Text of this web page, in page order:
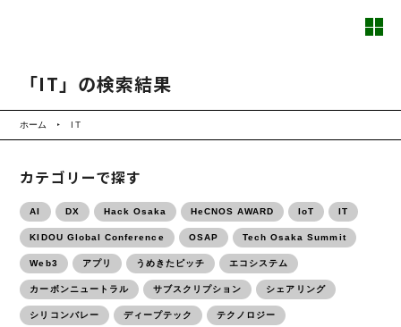
「IT」の検索結果
ホーム IT
カテゴリーで探す
AI DX Hack Osaka HeCNOS AWARD IoT IT
KIDOU Global Conference OSAP Tech Osaka Summit
Web3 アプリ うめきたピッチ エコシステム
カーボンニュートラル サブスクリプション シェアリング
シリコンバレー ディープテック テクノロジー